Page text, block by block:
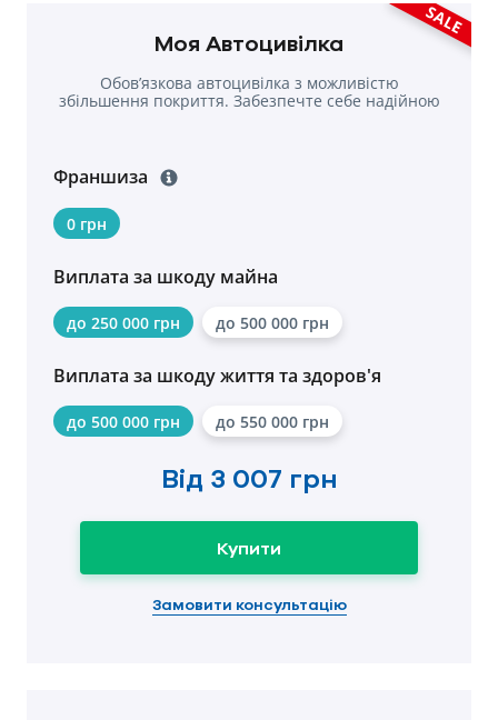
SALE
Моя Автоцивілка
Обовʼязкова автоцивілка з можливістю
збільшення покриття. Забезпечте себе надійною
Франшиза
0 грн
Виплата за шкоду майна
до 250 000 грн до 500 000 грн
Виплата за шкоду життя та здоров'я
до 500 000 грн до 550 000 грн
Від 3 007 грн
Купити
Замовити консультацію